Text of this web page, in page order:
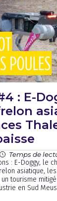
: E-
Temps de
: E-Doggy, le
asiatique,
tourisme
en Sud